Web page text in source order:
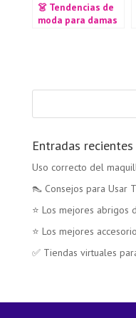
👗 Tendencias de
moda para damas
Entradas recientes
Uso correcto del
👠 Consejos para Usar
⭐ Los mejores abrigos
⭐ Los mejores
✅ Tiendas virtuales